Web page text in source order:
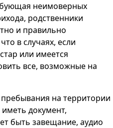
неимоверных
родственники
и правильно
в случаях, если
или имеется
все, возможные на
на территории
документ,
быть завещание, аудио